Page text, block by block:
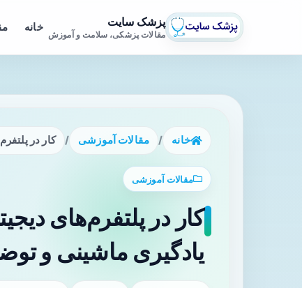
پزشک سایت
مقالات پزشکی، سلامت و آموزش
خانه
خانه / مقالات آموزشی / کار در
مقالات آموزشی
کار در پلتفرم‌های
یادگیری ماشینی و